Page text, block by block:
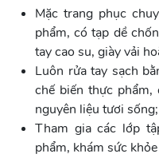
Mặc trang phục
phẩm, có tạp dề
tay cao su, giày vải
Luôn rửa tay sạch
chế biến thực
nguyên liệu tươi sống;
Tham gia các lớp
phẩm, khám sức